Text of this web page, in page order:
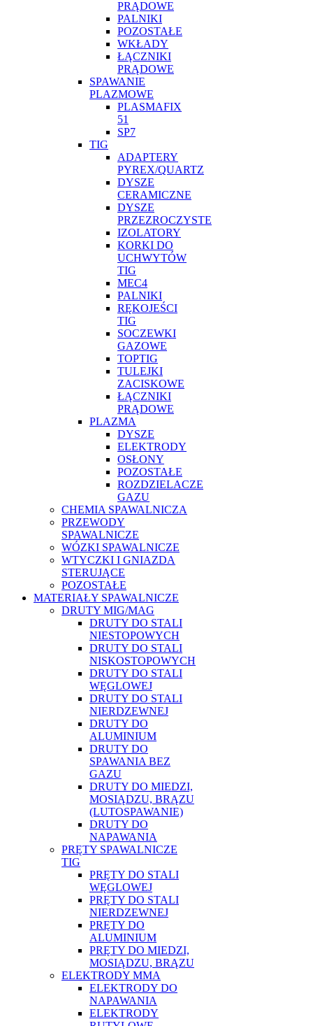
PRĄDOWE
PALNIKI
POZOSTAŁE
WKŁADY
ŁĄCZNIKI
PRĄDOWE
SPAWANIE
PLAZMOWE
PLASMAFIX
51
SP7
TIG
ADAPTERY
PYREX/QUARTZ
DYSZE
CERAMICZNE
DYSZE
PRZEZROCZYSTE
IZOLATORY
KORKI DO
UCHWYTÓW
TIG
MEC4
PALNIKI
RĘKOJEŚCI
TIG
SOCZEWKI
GAZOWE
TOPTIG
TULEJKI
ZACISKOWE
ŁĄCZNIKI
PRĄDOWE
PLAZMA
DYSZE
ELEKTRODY
OSŁONY
POZOSTAŁE
ROZDZIELACZE
GAZU
CHEMIA SPAWALNICZA
PRZEWODY
SPAWALNICZE
WÓZKI SPAWALNICZE
WTYCZKI I GNIAZDA
STERUJĄCE
POZOSTAŁE
MATERIAŁY SPAWALNICZE
DRUTY MIG/MAG
DRUTY DO STALI
NIESTOPOWYCH
DRUTY DO STALI
NISKOSTOPOWYCH
DRUTY DO STALI
WĘGLOWEJ
DRUTY DO STALI
NIERDZEWNEJ
DRUTY DO
ALUMINIUM
DRUTY DO
SPAWANIA BEZ
GAZU
DRUTY DO MIEDZI,
MOSIĄDZU, BRĄZU
(LUTOSPAWANIE)
DRUTY DO
NAPAWANIA
PRĘTY SPAWALNICZE
TIG
PRĘTY DO STALI
WĘGLOWEJ
PRĘTY DO STALI
NIERDZEWNEJ
PRĘTY DO
ALUMINIUM
PRĘTY DO MIEDZI,
MOSIĄDZU, BRĄZU
ELEKTRODY MMA
ELEKTRODY DO
NAPAWANIA
ELEKTRODY